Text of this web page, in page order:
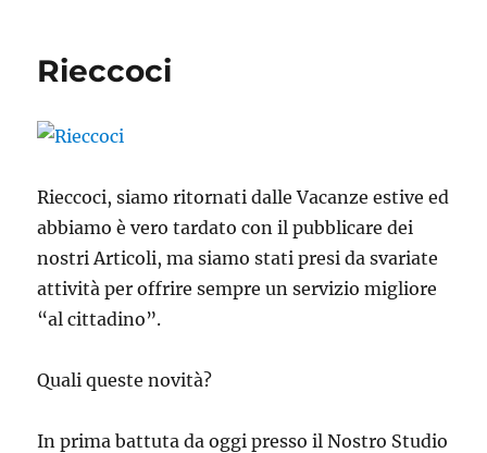
pace
Rieccoci
Rieccoci, siamo ritornati dalle Vacanze estive ed
abbiamo è vero tardato con il pubblicare dei
nostri Articoli, ma siamo stati presi da svariate
attività per offrire sempre un servizio migliore
“al cittadino”.
Quali queste novità?
In prima battuta da oggi presso il Nostro Studio